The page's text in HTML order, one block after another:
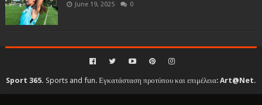
June 19, 2025 0
Sport 365. Sports and fun. Εγκατάσταση προτύπου και επιμέλεια:Art@Net.